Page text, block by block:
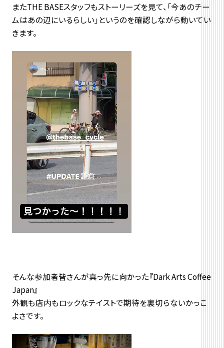
またTHE BASEスタッフもストーリーズを見て、「今あのチー
ムはあの辺にいるらしい」というのを確認しながら動いてい
きます。
そんな参加者皆さんが真っ先に向かった『Dark Arts Coffee
Japan』
外観も店内もロックなテイストで期待を裏切らないかっこ
よさです。